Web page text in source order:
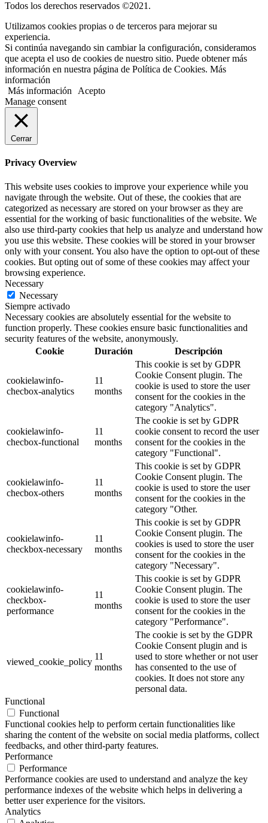
Todos los derechos reservados ©2021.
Utilizamos cookies propias o de terceros para mejorar su
experiencia.
Si continúa navegando sin cambiar la configuración, consideramos
que acepta el uso de cookies de nuestro sitio. Puede obtener más
información en nuestra página de Política de Cookies. Más
información
Más información
Acepto
Manage consent
Cerrar
Privacy Overview
This website uses cookies to improve your experience while you
navigate through the website. Out of these, the cookies that are
categorized as necessary are stored on your browser as they are
essential for the working of basic functionalities of the website. We
also use third-party cookies that help us analyze and understand how
you use this website. These cookies will be stored in your browser
only with your consent. You also have the option to opt-out of these
cookies. But opting out of some of these cookies may affect your
browsing experience.
Necessary
Necessary
Siempre activado
Necessary cookies are absolutely essential for the website to
function properly. These cookies ensure basic functionalities and
security features of the website, anonymously.
Cookie
Duración Descripción
cookielawinfo-
checbox-analytics
11
months
This cookie is set by GDPR
Cookie Consent plugin. The
cookie is used to store the user
consent for the cookies in the
category "Analytics".
cookielawinfo-
checbox-functional
11
months
The cookie is set by GDPR
cookie consent to record the user
consent for the cookies in the
category "Functional".
cookielawinfo-
checbox-others
11
months
This cookie is set by GDPR
Cookie Consent plugin. The
cookie is used to store the user
consent for the cookies in the
category "Other.
cookielawinfo-
checkbox-necessary
11
months
This cookie is set by GDPR
Cookie Consent plugin. The
cookies is used to store the user
consent for the cookies in the
category "Necessary".
cookielawinfo-
checkbox-
performance
11
months
This cookie is set by GDPR
Cookie Consent plugin. The
cookie is used to store the user
consent for the cookies in the
category "Performance".
viewed_cookie_policy
11
months
The cookie is set by the GDPR
Cookie Consent plugin and is
used to store whether or not user
has consented to the use of
cookies. It does not store any
personal data.
Functional
Functional
Functional cookies help to perform certain functionalities like
sharing the content of the website on social media platforms, collect
feedbacks, and other third-party features.
Performance
Performance
Performance cookies are used to understand and analyze the key
performance indexes of the website which helps in delivering a
better user experience for the visitors.
Analytics